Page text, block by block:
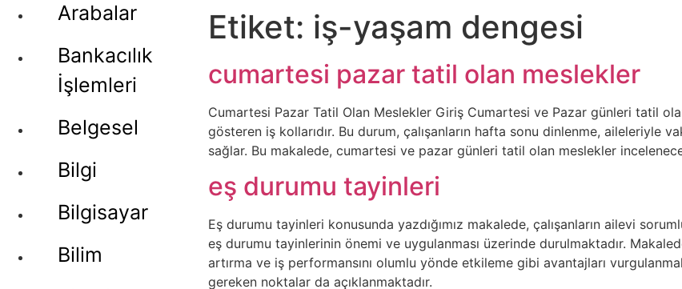
Arabalar
Bankacılık
İşlemleri
Belgesel
Bilgi
Bilgisayar
Bilim
Etiket: iş-yaşam dengesi
cumartesi pazar tatil olan meslekler
Cumartesi Pazar Tatil Olan Meslekler Giriş Cumartesi ve Pazar günleri tatil
gösteren iş kollarıdır. Bu durum, çalışanların hafta sonu dinlenme, aileleriyle
sağlar. Bu makalede, cumartesi ve pazar günleri tatil olan meslekler
eş durumu tayinleri
Eş durumu tayinleri konusunda yazdığımız makalede, çalışanların ailevi
eş durumu tayinlerinin önemi ve uygulanması üzerinde durulmaktadır.
artırma ve iş performansını olumlu yönde etkileme gibi avantajları
gereken noktalar da açıklanmaktadır.